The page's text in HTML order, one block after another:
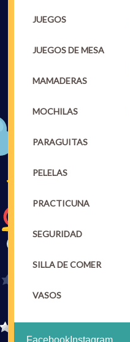
JUEGOS
JUEGOS DE MESA
MAMADERAS
MOCHILAS
PARAGUITAS
PELELAS
PRACTICUNA
SEGURIDAD
SILLA DE COMER
VASOS